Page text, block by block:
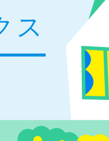
ス